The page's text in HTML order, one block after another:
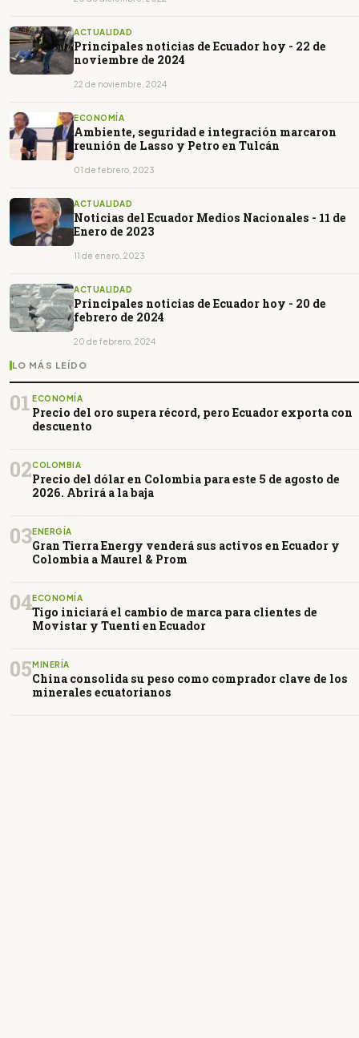
ACTUALIDAD
Principales noticias de Ecuador hoy - 22 de
noviembre de 2024
22 de noviembre, 2024
ECONOMÍA
Ambiente, seguridad e integración marcaron
reunión de Lasso y Petro en Tulcán
01 de febrero, 2023
ACTUALIDAD
Noticias del Ecuador Medios Nacionales - 11 de
Enero de 2023
11 de enero, 2023
ACTUALIDAD
Principales noticias de Ecuador hoy - 20 de
febrero de 2024
20 de febrero, 2024
LO MÁS LEÍDO
01 ECONOMÍA
Precio del oro supera récord, pero Ecuador exporta con
descuento
02COLOMBIA
Precio del dólar en Colombia para este 5 de agosto de
2026. Abrirá a la baja
03ENERGÍA
Gran Tierra Energy venderá sus activos en Ecuador y
Colombia a Maurel & Prom
04ECONOMÍA
Tigo iniciará el cambio de marca para clientes de
Movistar y Tuenti en Ecuador
05MINERÍA
China consolida su peso como comprador clave de los
minerales ecuatorianos